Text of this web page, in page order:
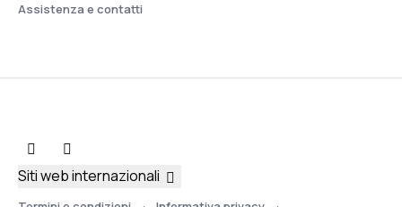
Assistenza e contatti
Siti web internazionali